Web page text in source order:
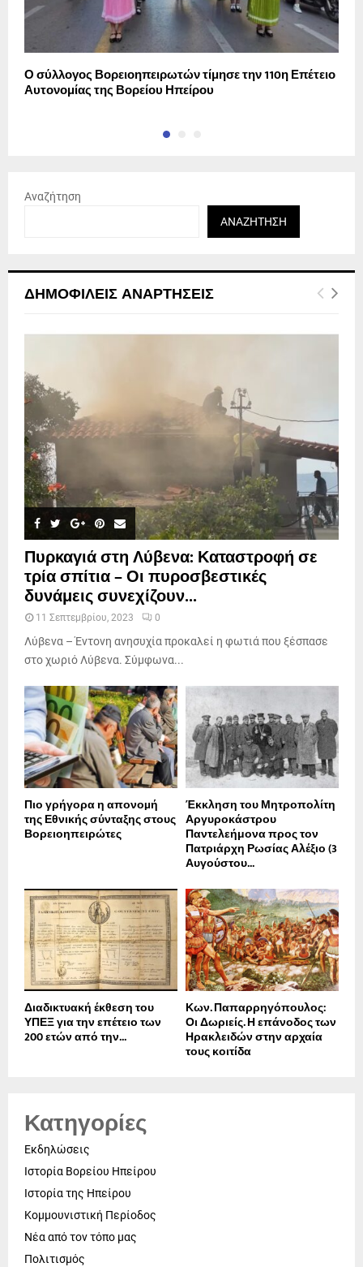
Ο σύλλογος Βορειοηπειρωτών τίμησε την 110η Επέτειο
Αυτονομίας της Βορείου Ηπείρου
Αναζήτηση
ΑΝΑΖΉΤΗΣΗ
ΔΗΜΟΦΙΛΕΊΣ ΑΝΑΡΤΉΣΕΙΣ
Πυρκαγιά στη Λύβενα: Καταστροφή σε
τρία σπίτια – Οι πυροσβεστικές
δυνάμεις συνεχίζουν...
11 Σεπτεμβρίου, 2023 0
Λύβενα – Έντονη ανησυχία προκαλεί η φωτιά που ξέσπασε
στο χωριό Λύβενα. Σύμφωνα...
Πιο γρήγορα η απονοµή
της Εθνικής σύνταξης στους
Βορειοηπειρώτες
Έκκληση του Μητροπολίτη
Αργυροκάστρου
Παντελεήμονα προς τον
Πατριάρχη Ρωσίας Αλέξιο (3
Αυγούστου...
Διαδικτυακή έκθεση του
ΥΠΕΞ για την επέτειο των
200 ετών από την...
Κων. Παπαρρηγόπουλος:
Οι Δωριείς. Η επάνοδος των
Ηρακλειδών στην αρχαία
τους κοιτίδα
Κατηγορίες
Εκδηλώσεις
Ιστορία Βορείου Ηπείρου
Ιστορία της Ηπείρου
Κομμουνιστική Περίοδος
Νέα από τον τόπο μας
Πολιτισμός